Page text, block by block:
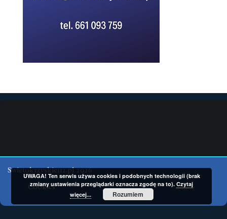
Swietokrzyskie112.pl 2026
Cookies
UWAGA! Ten serwis używa cookies i podobnych technologii (brak
zmiany ustawienia przeglądarki oznacza zgodę na to).Czytaj
więcej...
Rozumiem